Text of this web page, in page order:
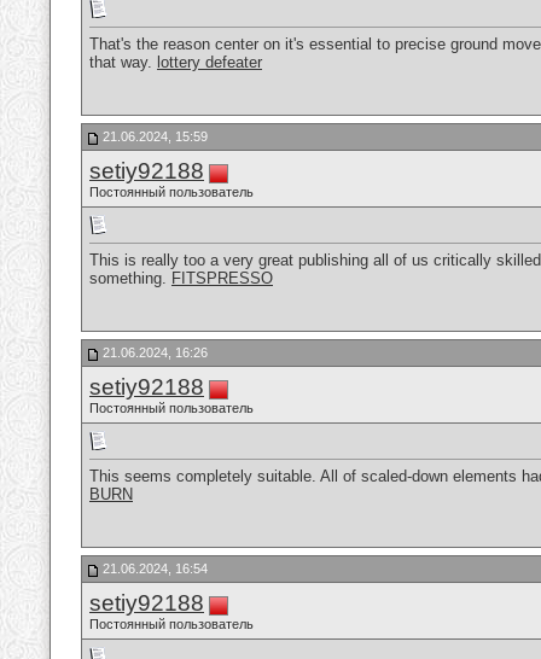
That's the reason center on it's essential to precise ground
that way. lottery defeater
21.06.2024, 15:59
setiy92188
Постоянный пользователь
This is really too a very great publishing all of us critically
something. FITSPRESSO
21.06.2024, 16:26
setiy92188
Постоянный пользователь
This seems completely suitable. All of scaled-down elements
BURN
21.06.2024, 16:54
setiy92188
Постоянный пользователь